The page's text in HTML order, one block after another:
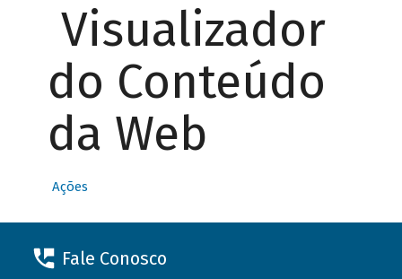
Visualizador
do Conteúdo
da Web
Ações
Fale Conosco